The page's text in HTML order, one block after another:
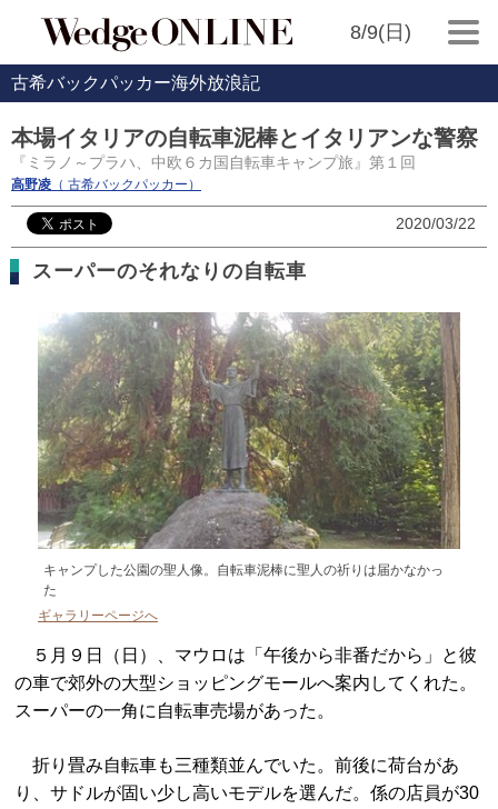
8/9(日)
古希バックパッカー海外放浪記
本場イタリアの自転車泥棒とイタリアンな警察
『ミラノ～プラハ、中欧６カ国自転車キャンプ旅』第１回
高野凌 （ 古希バックパッカー）
2020/03/22
スーパーのそれなりの自転車
キャンプした公園の聖人像。自転車泥棒に聖人の祈りは届かなかっ
た
ギャラリーページへ
５月９日（日）、マウロは「午後から非番だから」と彼
の車で郊外の大型ショッピングモールへ案内してくれた。
スーパーの一角に自転車売場があった。
折り畳み自転車も三種類並んでいた。前後に荷台があ
り、サドルが固い少し高いモデルを選んだ。係の店員が30